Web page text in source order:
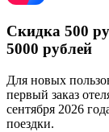
Скидка 500
5000 рублей
Для новых
первый заказ
сентября 2026
поездки.